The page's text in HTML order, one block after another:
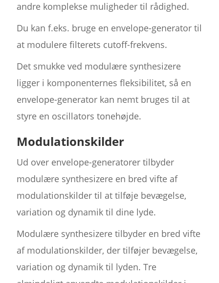
andre komplekse muligheder til rådighed.
Du kan f.eks. bruge en envelope-generator til
at modulere filterets cutoff-frekvens.
Det smukke ved modulære synthesizere
ligger i komponenternes fleksibilitet, så en
envelope-generator kan nemt bruges til at
styre en oscillators tonehøjde.
Modulationskilder
Ud over envelope-generatorer tilbyder
modulære synthesizere en bred vifte af
modulationskilder til at tilføje bevægelse,
variation og dynamik til dine lyde.
Modulære synthesizere tilbyder en bred vifte
af modulationskilder, der tilføjer bevægelse,
variation og dynamik til lyden. Tre